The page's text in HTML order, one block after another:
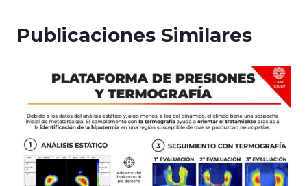
Publicaciones Similares